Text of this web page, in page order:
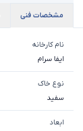
مشخصات فنی
نام کارخانه
ایفا سرام
نوع خاک
سفيد
ابعاد